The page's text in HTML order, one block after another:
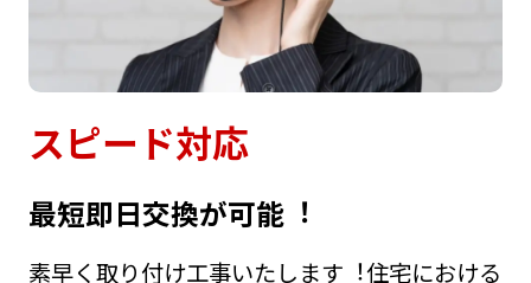
スピード対応
最短即⽇交換が可能︕
素早く取り付け⼯事いたします︕住宅における